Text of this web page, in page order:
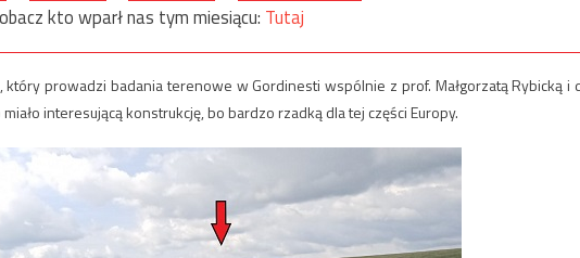
kto wparł nas tym miesiącu: Tutaj
który prowadzi badania terenowe w Gordinesti wspólnie z prof. Małgorzatą Rybicką i
interesującą konstrukcję, bo bardzo rzadką dla tej części Europy.